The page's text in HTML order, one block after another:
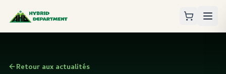
Retour aux actualités